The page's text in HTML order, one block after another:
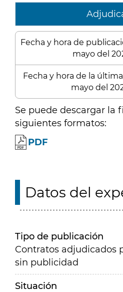
Fecha y hora de
mayo del
Fecha y hora de la
mayo del
Se puede descargar la
siguientes formatos:
PDF
Datos del
Tipo de publicación
Contratos adjudicados
sin publicidad
Situación